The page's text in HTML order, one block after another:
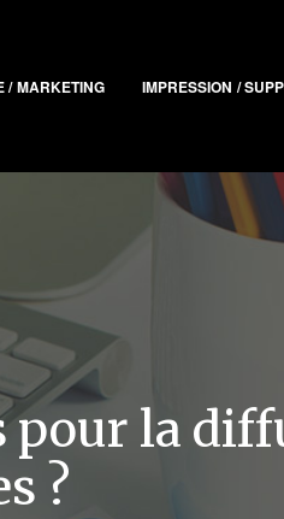
/ MARKETING IMPRESSION /
pour la
?